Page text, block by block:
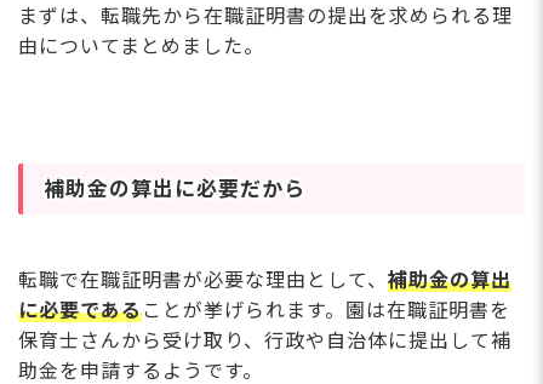
要になる書類です。 自身が認可保育園
に勤務していた期間を証明するもので、
勤務証明書や就労証明書などとも呼ばれ
まずは、転職先から在職証明書の提出を求められる理
由についてまとめました。
補助金の算出に必要だから
転職で在職証明書が必要な理由として、 補助金の算出
に必要であることが挙げられます。園は在職証明書を
保育士さんから受け取り、行政や自治体に提出して補
助金を申請するようです。